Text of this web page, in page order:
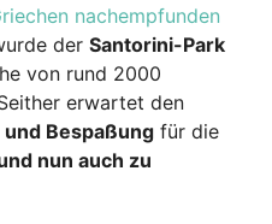
nachempfunden
der Santorini-Park
von rund 2000
erwartet den
Bespaßung für die
nun auch zu